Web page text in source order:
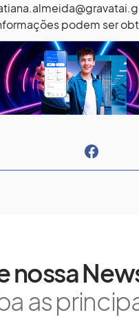
podem ser
nossa
as